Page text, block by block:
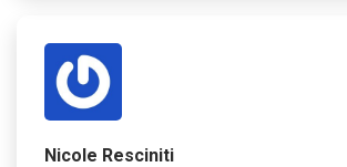
Nicole Resciniti